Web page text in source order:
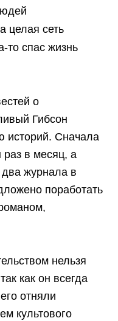
целая сеть
то спас жизнь
о
Гибсон
историй. Сначала
раз в месяц, а
журнала в
поработать
нельзя
как он всегда
отняли
культового